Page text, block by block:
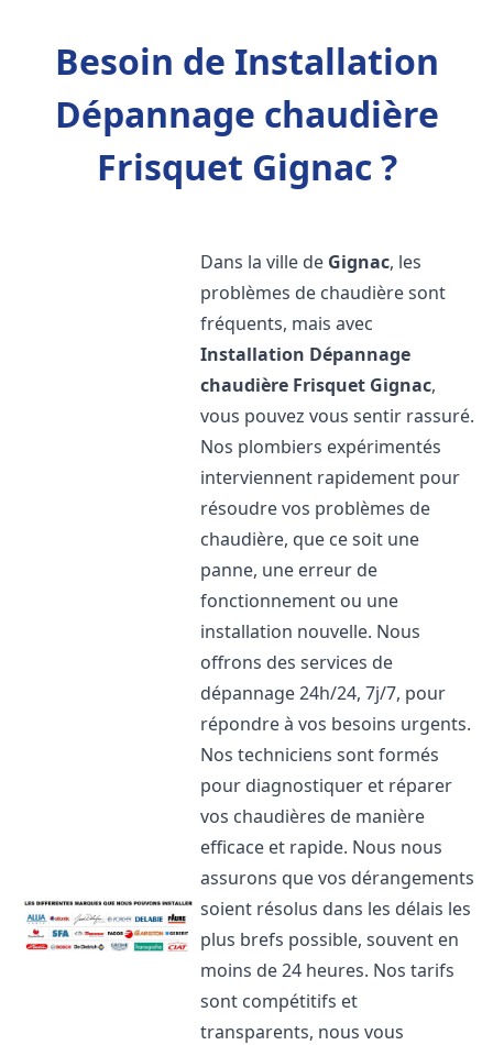
Besoin de Installation
Dépannage chaudière
Frisquet Gignac ?
Dans la ville de Gignac, les
problèmes de chaudière sont
fréquents, mais avec
Installation Dépannage
chaudière Frisquet Gignac,
vous pouvez vous sentir rassuré.
Nos plombiers expérimentés
interviennent rapidement pour
résoudre vos problèmes de
chaudière, que ce soit une
panne, une erreur de
fonctionnement ou une
installation nouvelle. Nous
offrons des services de
dépannage 24h/24, 7j/7, pour
répondre à vos besoins urgents.
Nos techniciens sont formés
pour diagnostiquer et réparer
vos chaudières de manière
efficace et rapide. Nous nous
assurons que vos dérangements
soient résolus dans les délais les
plus brefs possible, souvent en
moins de 24 heures. Nos tarifs
sont compétitifs et
transparents, nous vous